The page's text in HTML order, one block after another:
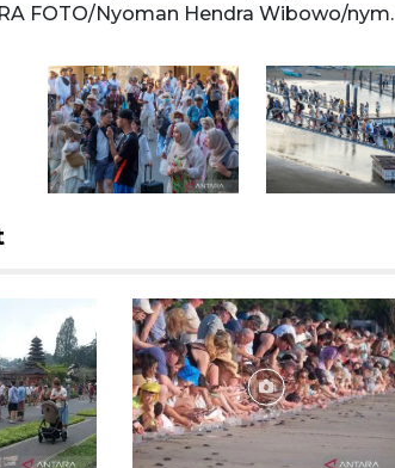
FOTO/Nyoman Hendra Wibowo/nym.